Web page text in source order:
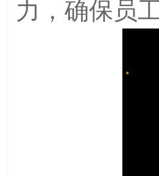
力，确保员